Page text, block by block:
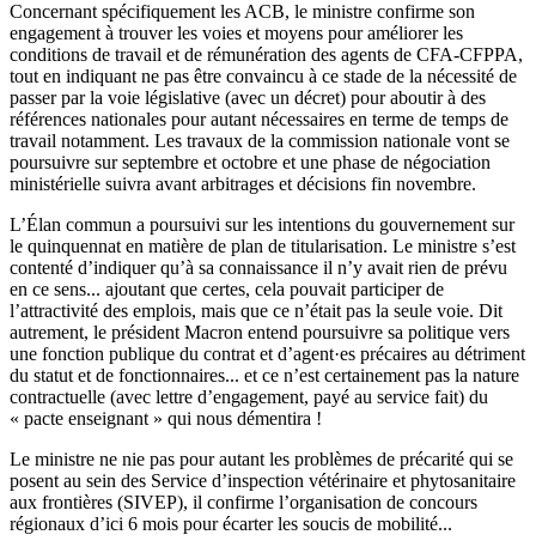
Concernant spécifiquement les ACB, le ministre confirme son
engagement à trouver les voies et moyens pour améliorer les
conditions de travail et de rémunération des agents de CFA-CFPPA,
tout en indiquant ne pas être convaincu à ce stade de la nécessité de
passer par la voie législative (avec un décret) pour aboutir à des
références nationales pour autant nécessaires en terme de temps de
travail notamment. Les travaux de la commission nationale vont se
poursuivre sur septembre et octobre et une phase de négociation
ministérielle suivra avant arbitrages et décisions fin novembre.
L’Élan commun a poursuivi sur les intentions du gouvernement sur
le quinquennat en matière de plan de titularisation. Le ministre s’est
contenté d’indiquer qu’à sa connaissance il n’y avait rien de prévu
en ce sens... ajoutant que certes, cela pouvait participer de
l’attractivité des emplois, mais que ce n’était pas la seule voie. Dit
autrement, le président Macron entend poursuivre sa politique vers
une fonction publique du contrat et d’agent·es précaires au détriment
du statut et de fonctionnaires... et ce n’est certainement pas la nature
contractuelle (avec lettre d’engagement, payé au service fait) du
« pacte enseignant » qui nous démentira !
Le ministre ne nie pas pour autant les problèmes de précarité qui se
posent au sein des Service d’inspection vétérinaire et phytosanitaire
aux frontières (SIVEP), il confirme l’organisation de concours
régionaux d’ici 6 mois pour écarter les soucis de mobilité...